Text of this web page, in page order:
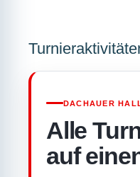
DACHAUER
Alle
auf